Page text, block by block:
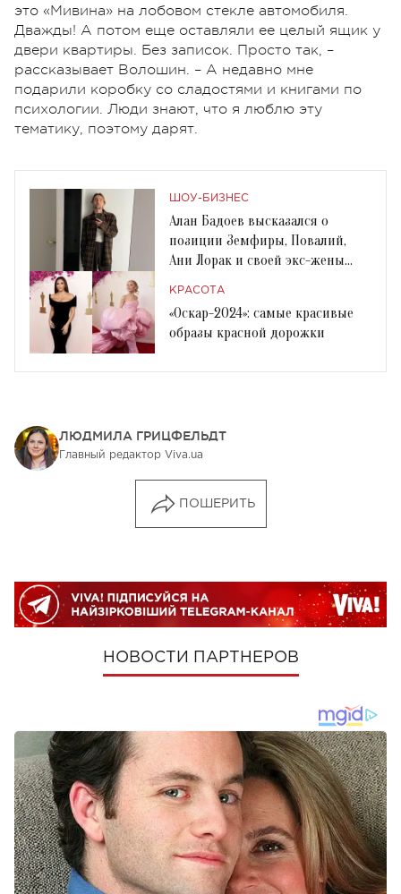
это «Мивина» на лобовом стекле автомобиля.
Дважды! А потом еще оставляли ее целый ящик у
двери квартиры. Без записок. Просто так, –
рассказывает Волошин. – А недавно мне
подарили коробку со сладостями и книгами по
психологии. Люди знают, что я люблю эту
тематику, поэтому дарят.
ШОУ-БИЗНЕС
Алан Бадоев высказался о
позиции Земфиры, Повалий,
Ани Лорак и своей экс-жены
КРАСОТА
«Оскар-2024»: самые красивые
образы красной дорожки
ЛЮДМИЛА ГРИЦФЕЛЬДТ
Главный редактор Viva.ua
ПОШЕРИТЬ
НОВОСТИ ПАРТНЕРОВ